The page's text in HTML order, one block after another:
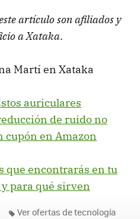
artículo son afiliados y
a Xataka.
Martí en Xataka
auriculares
de ruido no
cupón en Amazon
que encontrarás en tu
para qué sirven
Ver ofertas de tecnología